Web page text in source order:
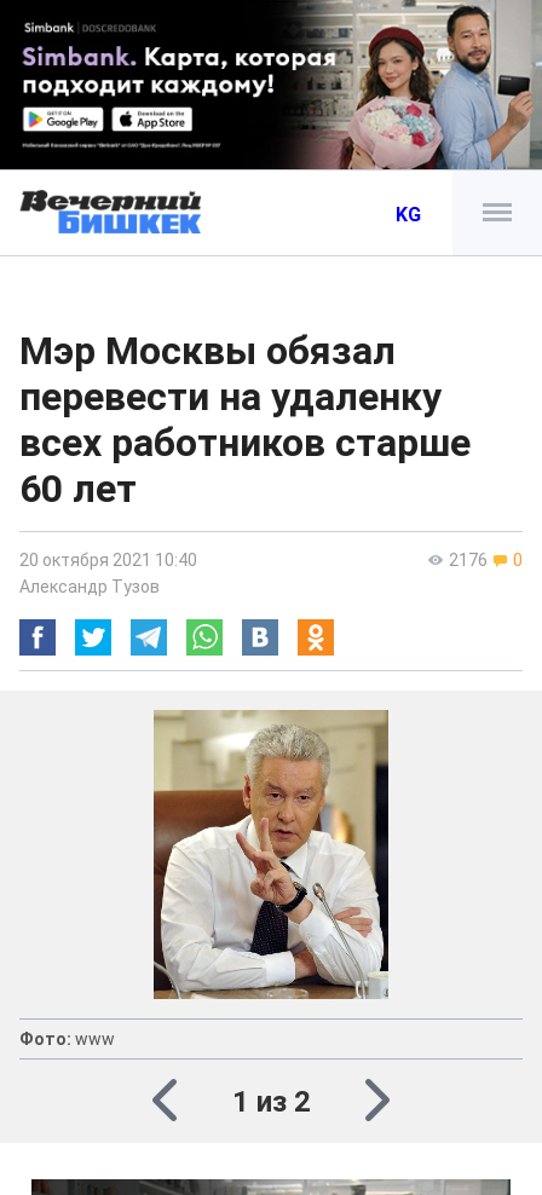
KG
Мэр Москвы обязал
перевести на удаленку
всех работников старше
60 лет
2176 0
20 октября 2021 10:40
Александр Тузов
Фото: www
1 из 2